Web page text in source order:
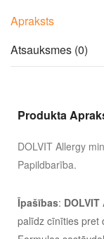
Apraksts
Atsauksmes (0)
Produkta
DOLVIT Allergy
Papildbarība.
Īpašības:
palīdz cīnīties pret